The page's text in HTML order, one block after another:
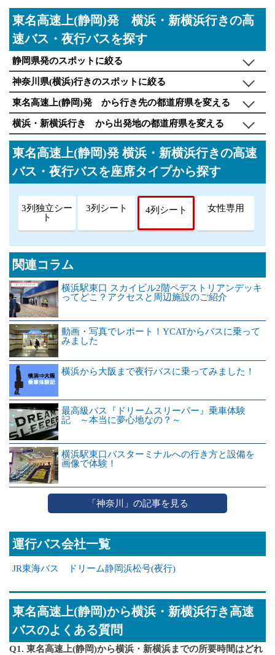
東名高速上(静岡)発 横浜・新横浜行きの高
速バス・夜行バスを探す
静岡県発のスポットに絞る
神奈川県(横浜)行きのスポットに絞る
東名高速上(静岡)発 から行き先の都道府県を変える
横浜・新横浜行き から出発地の都道府県を変える
東名高速上(静岡)発 横浜・新横浜行きの高速
バス・夜行バスを座席タイプから探す
3列独立シー
ト
3列シート 4列シート 女性専用
関連コラム
横浜駅東口 スカイビル2階ペデストリアンデッキ
ってどこ？アクセスと周辺施設のご紹介
動画・写真でレポート！YCATからバスに乗って
みました
横浜から大阪まで夜行バスに乗ってみました！
最高級バス『ドリームスリーパー』乗車体験
記 ～本当に夢心地なの？～
横浜駅東口バスターミナルへの行き方と設備を
画像で体験！
「神奈川」の記事を見る
運行バス会社一覧
JR東海バス ドリーム静岡浜松号(夜行)
東名高速上(静岡)から横浜・新横浜行き高速
バスのよくある質問
Q1. 東名高速上(静岡)から横浜・新横浜までの所要時間はどれ